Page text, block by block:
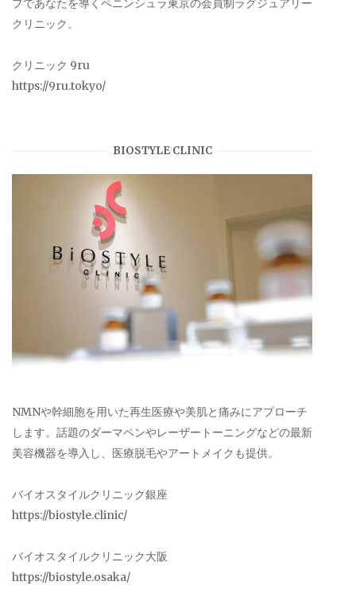
プであなたを導くペニンシュラ東京の会員制ラグジュアリー
クリニック。
クリニック 9ru
https://9ru.tokyo/
BIOSTYLE CLINIC
NMNや幹細胞を用いた再生医療や美肌と痛みにアプローチ
します。話題のダーマペンやレーザートーニングなどの最新
美容機器を導入し、医療脱毛やアートメイクも提供。
バイオスタイルクリニック銀座
https://biostyle.clinic/
バイオスタイルクリニック大阪
https://biostyle.osaka/